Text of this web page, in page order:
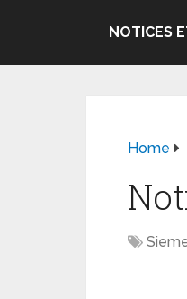
NOTICES
Home